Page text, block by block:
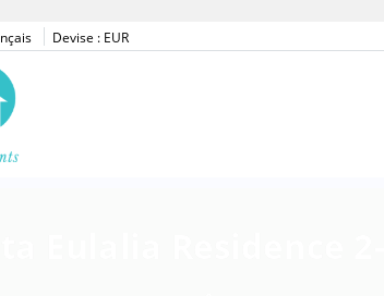
Devise : EUR